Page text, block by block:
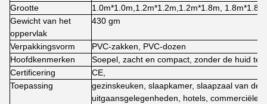
Grootte
1.0m*1.0m,1.2m*1.2m,1.2m*1.8m,
Gewicht van het
oppervlak
430 gm
Verpakkingsvorm
PVC-zakken, PVC-dozen
Hoofdkenmerken
Soepel, zacht en compact, zonder de huid te
Certificering
CE,
Toepassing
gezinskeuken, slaapkamer, slaapzaal van de
uitgaansgelegenheden, hotels, commerciële